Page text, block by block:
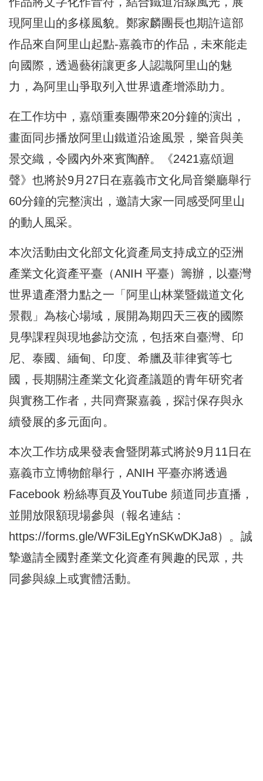
現阿里山的多樣風貌。鄭家麟團長也期許這部
作品來自阿里山起點-嘉義市的作品，未來能走
向國際，透過藝術讓更多人認識阿里山的魅
力，為阿里山爭取列入世界遺產增添助力。
在工作坊中，嘉頌重奏團帶來20分鐘的演出，
畫面同步播放阿里山鐵道沿途風景，樂音與美
景交織，令國內外來賓陶醉。《2421嘉頌迴
聲》也將於9月27日在嘉義市文化局音樂廳舉行
60分鐘的完整演出，邀請大家一同感受阿里山
的動人風采。
本次活動由文化部文化資產局支持成立的亞洲
產業文化資產平臺（ANIH 平臺）籌辦，以臺灣
世界遺產潛力點之一「阿里山林業暨鐵道文化
景觀」為核心場域，展開為期四天三夜的國際
見學課程與現地參訪交流，包括來自臺灣、印
尼、泰國、緬甸、印度、希臘及菲律賓等七
國，長期關注產業文化資產議題的青年研究者
與實務工作者，共同齊聚嘉義，探討保存與永
續發展的多元面向。
本次工作坊成果發表會暨閉幕式將於9月11日在
嘉義市立博物館舉行，ANIH 平臺亦將透過
Facebook 粉絲專頁及YouTube 頻道同步直播，
並開放限額現場參與（報名連結：
https://forms.gle/WF3iLEgYnSKwDKJa8）。誠
摯邀請全國對產業文化資產有興趣的民眾，共
同參與線上或實體活動。